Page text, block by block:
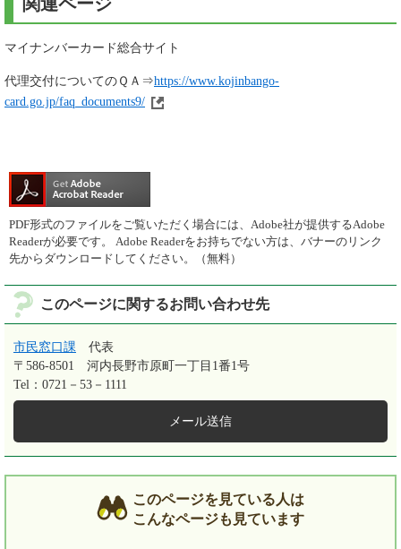
マイナンバーカード総合サイト
代理交付についてのＱＡ⇒https://www.kojinbango-
card.go.jp/faq_documents9/
PDF形式のファイルをご覧いただく場合には、Adobe社が提供するAdobe
Readerが必要です。
Adobe Readerをお持ちでない方は、バナーのリンク
先からダウンロードしてください。（無料）
このページに関するお問い合わせ先
市民窓口課
代表
〒586-8501
河内長野市原町一丁目1番1号
Tel：0721－53－1111
メール送信
このページを見ている人は
こんなページも見ています